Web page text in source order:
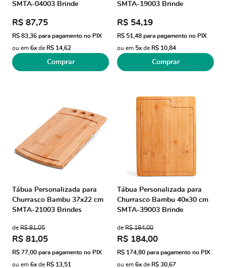
SMTA-04003 Brinde
R$ 87,75
R$ 83,36 para pagamento no PIX
ou em 6x de R$ 14,62
Comprar
SMTA-19003 Brinde
R$ 54,19
R$ 51,48 para pagamento no PIX
ou em 5x de R$ 10,84
Comprar
Tábua Personalizada para
Churrasco Bambu 37x22 cm
SMTA-21003 Brindes
de R$ 81,05
R$ 81,05
R$ 77,00 para pagamento no PIX
ou em 6x de R$ 13,51
Tábua Personalizada para
Churrasco Bambu 40x30 cm
SMTA-39003 Brinde
de R$ 184,00
R$ 184,00
R$ 174,80 para pagamento no PIX
ou em 6x de R$ 30,67